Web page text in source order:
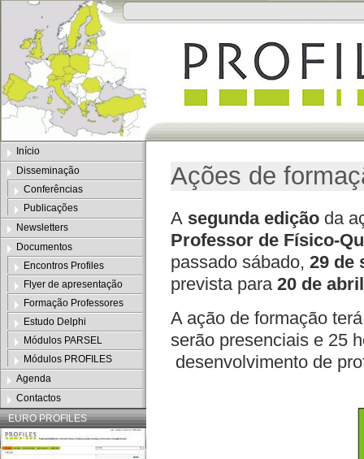
Ações de
A segunda edição da
Professor de Físico-
passado sábado, 29 de
prevista para20 de
A ação de formação
serão presenciais e 25
desenvolvimento de
Início
Disseminação
Conferências
Publicações
Newsletters
Documentos
Encontros Profiles
Flyer de apresentação
Formação Professores
Estudo Delphi
Módulos PARSEL
Módulos PROFILES
Agenda
Contactos
EURO PROFILES